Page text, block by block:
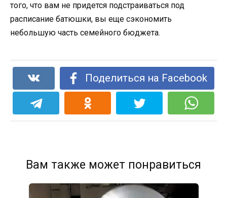
того, что вам не придется подстраиваться под
расписание батюшки, вы еще сэкономить
небольшую часть семейного бюджета.
Поделиться на Facebook
Вам также может понравиться